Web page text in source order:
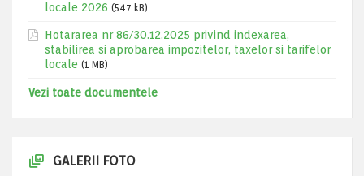
locale 2026 (547 kB)
Hotararea nr 86/30.12.2025 privind indexarea,
stabilirea si aprobarea impozitelor, taxelor si tarifelor
locale (1 MB)
Vezi toate documentele
GALERII FOTO